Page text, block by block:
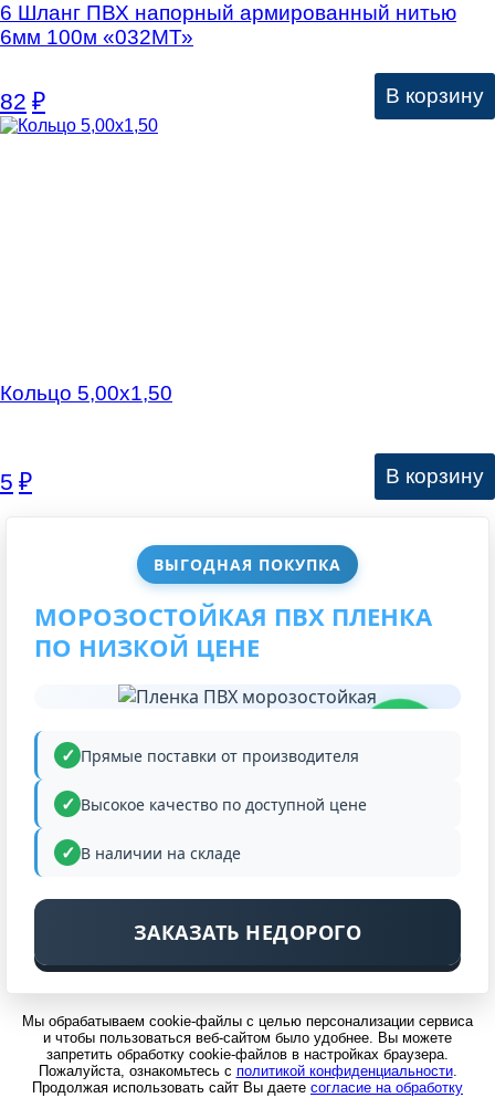
ВЫГОДНАЯ ПОКУПКА
МОРОЗОСТОЙКАЯ ПВХ ПЛЕНКА
ПО НИЗКОЙ ЦЕНЕ
Прямые поставки от производителя
Высокое качество по доступной цене
В наличии на складе
ЗАКАЗАТЬ НЕДОРОГО
6 Шланг ПВХ напорный армированный нитью
6мм 100м «032МТ»
82 ₽ В корзину
Кольцо 5,00х1,50
5 ₽ В корзину
Мы обрабатываем cookie-файлы с целью персонализации сервиса
и чтобы пользоваться веб-сайтом было удобнее. Вы можете
запретить обработку cookie-файлов в настройках браузера.
Пожалуйста, ознакомьтесь с политикой конфиденциальности.
Продолжая использовать сайт Вы даете согласие на обработку